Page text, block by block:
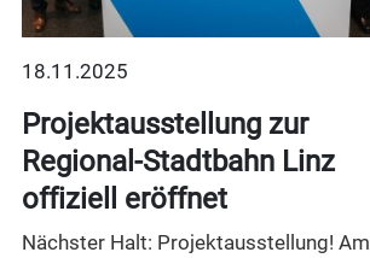
18.11.2025
Projektausstellung zur
Regional-Stadtbahn Linz
offiziell eröffnet
Nächster Halt: Projektausstellung! Am